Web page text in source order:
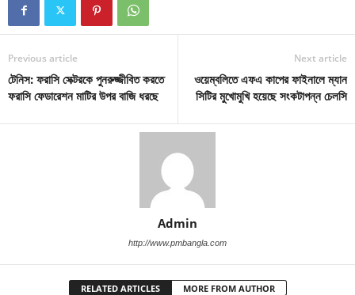
Previous article
টেনিস: ফরাসি সেক্টরকে পুনরুজ্জীবিত করতে
ফরাসি ফেডারেশন মাটির উপর বাজি ধরছে
Next article
ওয়েম্বলিতে এফএ কাপের ফাইনালে ম্যান
সিটির মুখোমুখি হয়েছে সংকটাপন্ন চেলসি
Admin
http://www.pmbangla.com
RELATED ARTICLES MORE FROM AUTHOR